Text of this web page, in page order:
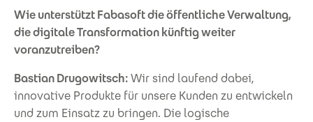
Wie unterstützt Fabasoft die öffentliche Verwaltung,
die digitale Transformation künftig weiter
voranzutreiben?
Bastian Drugowitsch:Wir sind laufend dabei,
innovative Produkte für unsere Kunden zu entwickeln
und zum Einsatz zu bringen. Die logische